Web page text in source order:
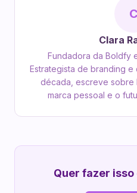
C
Clara
Fundadora da Boldfy
Estrategista de branding e
década, escreve sobre
marca pessoal e o
Quer fazer